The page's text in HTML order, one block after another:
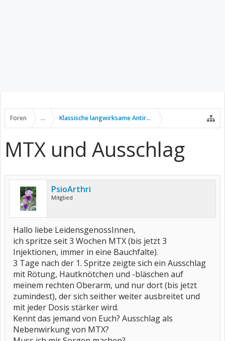
Foren ... Klassische langwirksame Antirheumatika
MTX und Ausschlag
PsioArthri
Mitglied
Hallo liebe LeidensgenossInnen,
ich spritze seit 3 Wochen MTX (bis jetzt 3
Injektionen, immer in eine Bauchfalte).
3 Tage nach der 1. Spritze zeigte sich ein Ausschlag
mit Rötung, Hautknötchen und -bläschen auf
meinem rechten Oberarm, und nur dort (bis jetzt
zumindest), der sich seither weiter ausbreitet und
mit jeder Dosis stärker wird.
Kennt das jemand von Euch? Ausschlag als
Nebenwirkung von MTX?